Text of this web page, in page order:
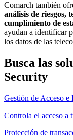
Comarch también
análisis de riesgos,
cumplimiento de
ayudan a identificar
los datos de las
Busca las
Security
Gestión de Acceso e
Controla el acceso a
Protección de